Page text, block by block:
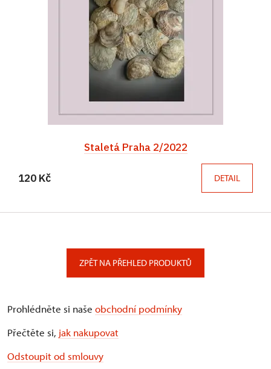
Staletá Praha 2/2022
120 Kč DETAIL
ZPĚT NA PŘEHLED PRODUKTŮ
Prohlédněte si naše obchodní podmínky
Přečtěte si, jak nakupovat
Odstoupit od smlouvy